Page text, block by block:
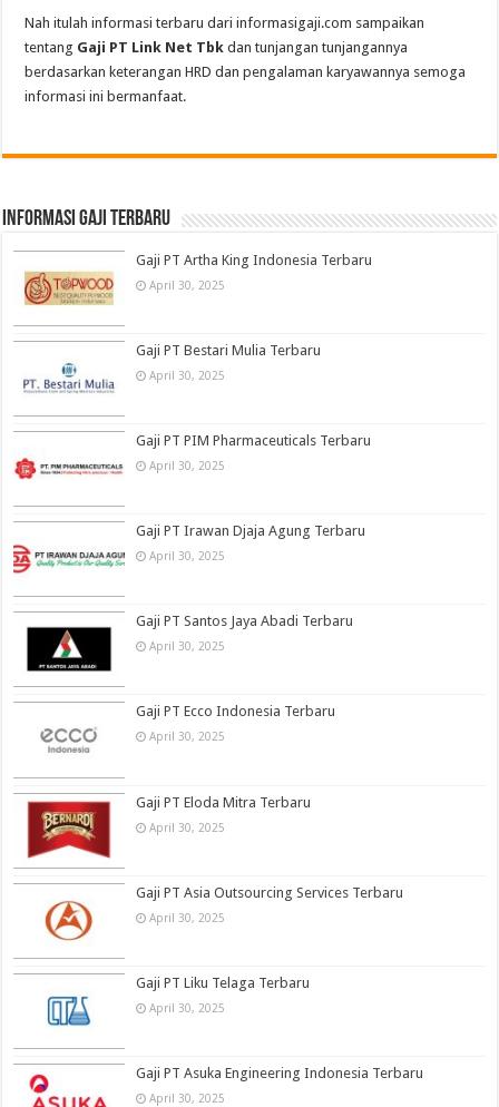
Nah itulah informasi terbaru dari informasigaji.com sampaikan
tentang Gaji PT Link Net Tbkdan tunjangan tunjangannya
berdasarkan keterangan HRD dan pengalaman karyawannya semoga
informasi ini bermanfaat.
informasi gaji terbaru
Gaji PT Artha King Indonesia Terbaru
April 30, 2025
Gaji PT Bestari Mulia Terbaru
April 30, 2025
Gaji PT PIM Pharmaceuticals Terbaru
April 30, 2025
Gaji PT Irawan Djaja Agung Terbaru
April 30, 2025
Gaji PT Santos Jaya Abadi Terbaru
April 30, 2025
Gaji PT Ecco Indonesia Terbaru
April 30, 2025
Gaji PT Eloda Mitra Terbaru
April 30, 2025
Gaji PT Asia Outsourcing Services Terbaru
April 30, 2025
Gaji PT Liku Telaga Terbaru
April 30, 2025
Gaji PT Asuka Engineering Indonesia Terbaru
April 30, 2025